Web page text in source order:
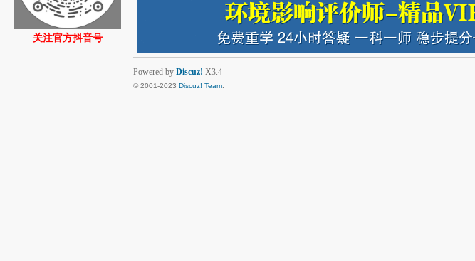
关注官方抖音号
Powered by Discuz! X3.4
© 2001-2023 Discuz! Team